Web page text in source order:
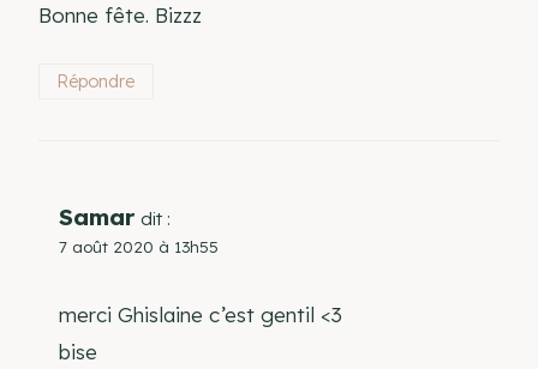
Bonne fête. Bizzz
Répondre
Samar dit :
7 août 2020 à 13h55
merci Ghislaine c’est gentil <3
bise